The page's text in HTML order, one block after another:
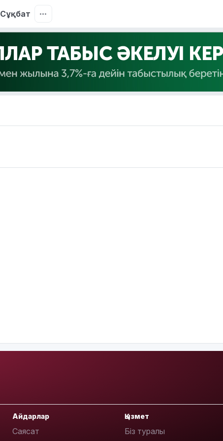
Сұқбат
Айдарлар
Саясат
Қызмет
Біз туралы